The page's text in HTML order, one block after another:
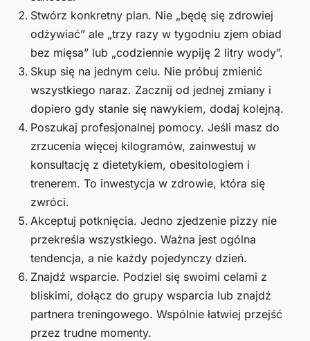
Stwórz konkretny plan. Nie „będę się zdrowiej
odżywiać” ale „trzy razy w tygodniu zjem obiad
bez mięsa” lub „codziennie wypiję 2 litry wody”.
Skup się na jednym celu. Nie próbuj zmienić
wszystkiego naraz. Zacznij od jednej zmiany i
dopiero gdy stanie się nawykiem, dodaj kolejną.
Poszukaj profesjonalnej pomocy. Jeśli masz do
zrzucenia więcej kilogramów, zainwestuj w
konsultację z dietetykiem, obesitologiem i
trenerem. To inwestycja w zdrowie, która się
zwróci.
Akceptuj potknięcia. Jedno zjedzenie pizzy nie
przekreśla wszystkiego. Ważna jest ogólna
tendencja, a nie każdy pojedynczy dzień.
Znajdź wsparcie. Podziel się swoimi celami z
bliskimi, dołącz do grupy wsparcia lub znajdź
partnera treningowego. Wspólnie łatwiej przejść
przez trudne momenty.